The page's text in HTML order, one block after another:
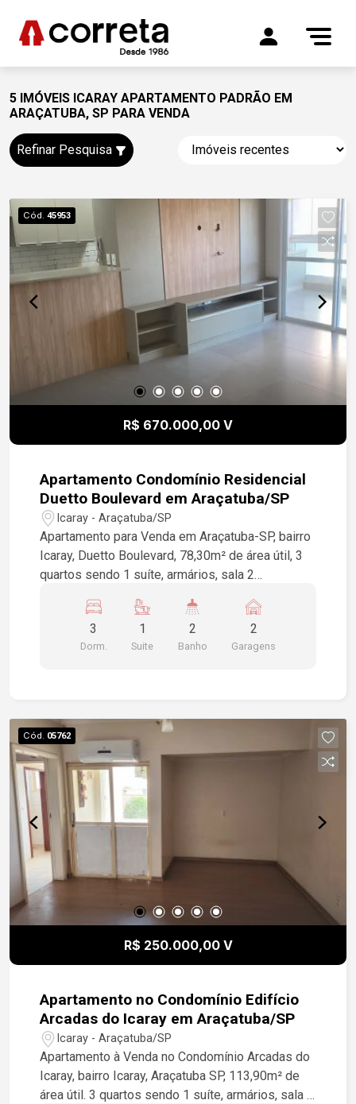
5 IMÓVEIS ICARAY APARTAMENTO PADRÃO EM
ARAÇATUBA, SP PARA VENDA
Refinar Pesquisa
Cód. 45953
R$ 670.000,00 V
Apartamento Condomínio Residencial
Duetto Boulevard em Araçatuba/SP
Icaray - Araçatuba/SP
Apartamento para Venda em Araçatuba-SP, bairro
Icaray, Duetto Boulevard, 78,30m² de área útil, 3
quartos sendo 1 suíte, armários, sala 2
armários, área de serviço, 2 vagas de garagem,
piso porcelanato, lazer completo
3
Dorm.
1
Suite
2
Banho
2
Garagens
Cód. 05762
R$ 250.000,00 V
Apartamento no Condomínio Edifício
Arcadas do Icaray em Araçatuba/SP
Icaray - Araçatuba/SP
Apartamento à Venda no Condomínio Arcadas do
Icaray, bairro Icaray, Araçatuba SP, 113,90m² de
área útil. 3 quartos sendo 1 suíte, armários, sala 2